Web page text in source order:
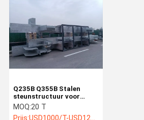
Q235B Q355B Stalen
steunstructuur voor
ketels met EN1090-
fabricatienorm
MOQ:20 T